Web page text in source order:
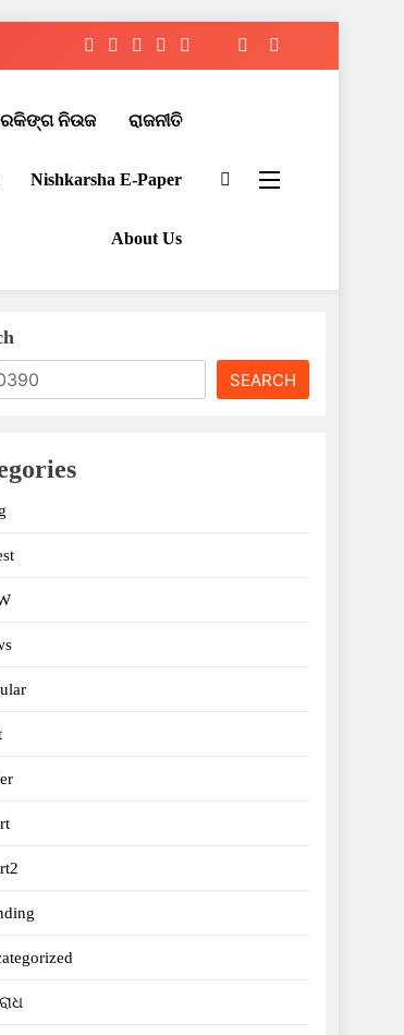
ନିଉଜ ରାଜନୀତି
Nishkarsha E-Paper​
About Us
SEARCH